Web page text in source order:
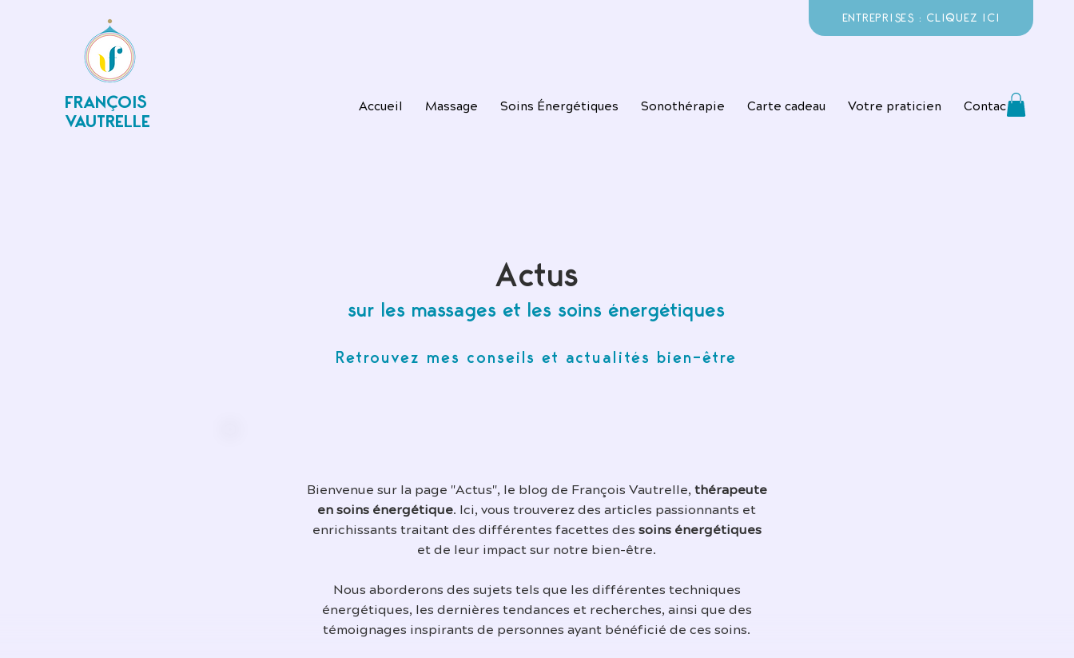
FRANÇOIS
VAUTRELLE
ENTREPRISES : CLIQUEZ ICI
Accueil Massage Soins Énergétiques Sonothérapie Carte cadeau Votre praticien Contact
Actus
sur les massages et les soins énergétiques
Retrouvez mes conseils et actualités bien-être
Bienvenue sur la page "Actus", le blog de François Vautrelle, thérapeute
en soins énergétique. Ici, vous trouverez des articles passionnants et
enrichissants traitant des différentes facettes des soins énergétiques
et de leur impact sur notre bien-être.
Nous aborderons des sujets tels que les différentes techniques
énergétiques, les dernières tendances et recherches, ainsi que des
témoignages inspirants de personnes ayant bénéficié de ces soins.